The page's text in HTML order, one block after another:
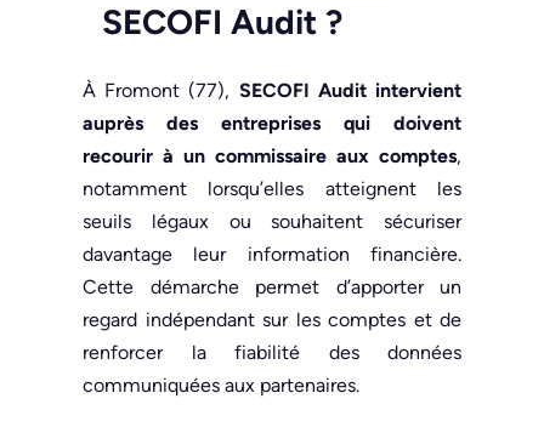
SECOFI Audit ?
À Fromont (77), SECOFI Audit intervient
auprès des entreprises qui doivent
recourir à un commissaire aux comptes,
notamment lorsqu’elles atteignent les
seuils légaux ou souhaitent sécuriser
davantage leur information financière.
Cette démarche permet d’apporter un
regard indépendant sur les comptes et de
renforcer la fiabilité des données
communiquées aux partenaires.